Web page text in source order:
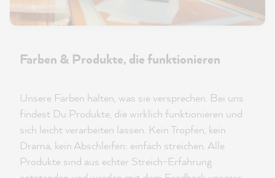
Farben & Produkte, die funktionieren
Unsere Farben halten, was sie versprechen. Bei uns
findest Du Produkte, die wirklich funktionieren und
sich leicht verarbeiten lassen. Kein Tropfen, kein
Drama, kein Abschleifen: einfach streichen. Alle
Produkte sind aus echter Streich-Erfahrung